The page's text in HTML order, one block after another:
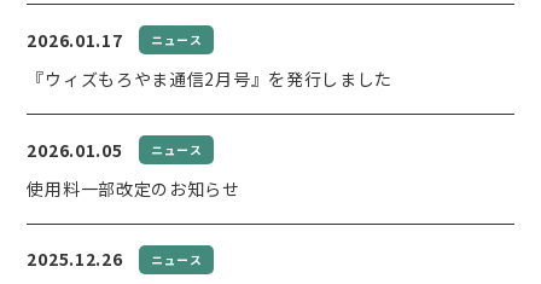
2026.01.17 ニュース
『ウィズもろやま通信2月号』を発行しました
2026.01.05 ニュース
使用料一部改定のお知らせ
2025.12.26 ニュース